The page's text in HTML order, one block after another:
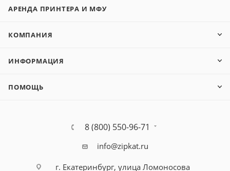
АРЕНДА ПРИНТЕРА И МФУ
КОМПАНИЯ
ИНФОРМАЦИЯ
ПОМОЩЬ
8 (800) 550-96-71
info@zipkat.ru
г. Екатеринбург, улица Ломоносова